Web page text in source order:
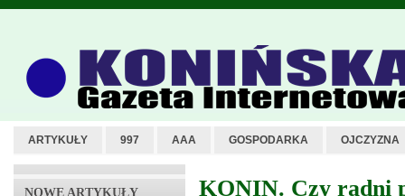
ARTYKUŁY 997 AAA GOSPODARKA OJCZYZNA
NOWE ARTYKUŁY
KONIN. Czy radni